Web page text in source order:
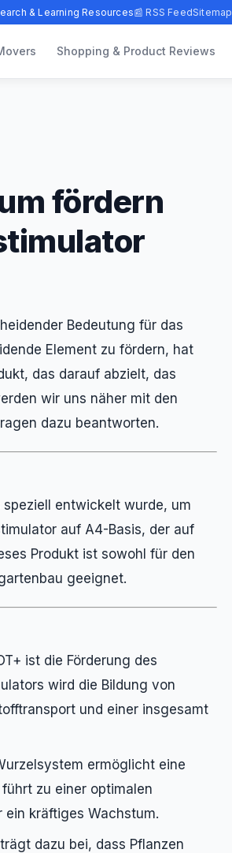
& Learning Resources📰 RSS FeedSitemap
Shopping & Product Reviews
fördern
Bedeutung für das
Element zu fördern, hat
das darauf abzielt, das
wir uns näher mit den
dazu beantworten.
speziell entwickelt wurde, um
auf A4-Basis, der auf
Produkt ist sowohl für den
geeignet.
ist die Förderung des
wird die Bildung von
und einer insgesamt
ermöglicht eine
zu einer optimalen
kräftiges Wachstum.
dazu bei, dass Pflanzen